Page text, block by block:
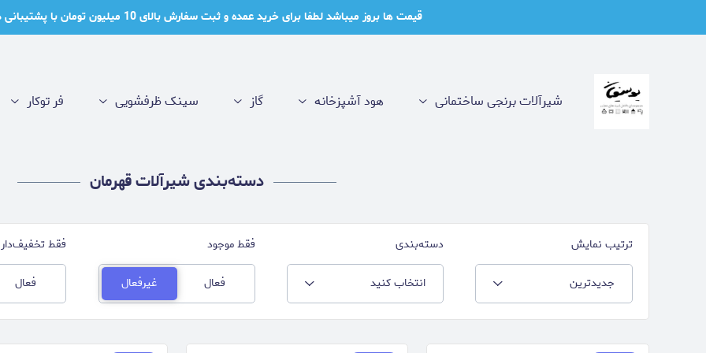
قیمت ها بروز میباشد لطفا برای خرید عمده و ثبت سفارش بالای 10 میلیون تومان با پشتیبانی در ارتباط باشید!
شیرآلات برنجی ساختمانی هود آشپزخانه گاز سینک ظرفشویی فر توکار
دسته‌بندی شیرآلات قهرمان
ترتیب نمایش
جدیدترین
دسته‌بندی
انتخاب کنید
فقط موجود
فعال غیرفعال
فقط تخفیف‌دار
فعال